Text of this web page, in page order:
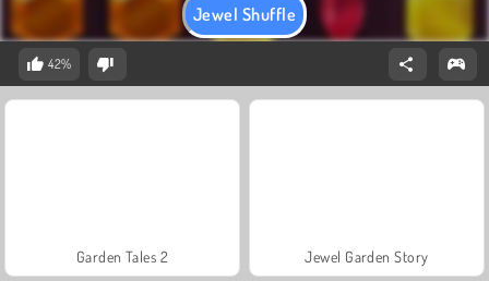
Jewel Shuffle
42%
Garden Tales 2 Jewel Garden Story